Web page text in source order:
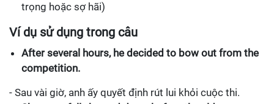
trọng hoặc sợ hãi)
Ví dụ sử dụng trong câu
After several hours, he decided to bow out from the
competition.
- Sau vài giờ, anh ấy quyết định rút lui khỏi cuộc thi.